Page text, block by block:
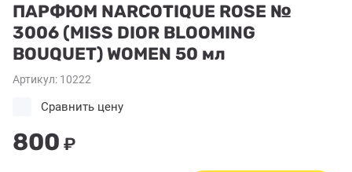
ПАРФЮМ NARCOTIQUE ROSE №
3006 (MISS DIOR BLOOMING
BOUQUET) WOMEN 50 мл
Артикул: 10222
800 ₽
Сравнить цену